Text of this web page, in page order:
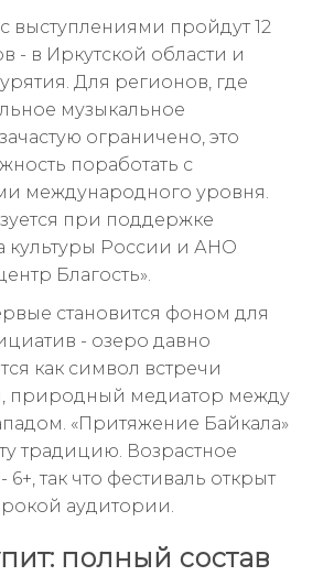
выступлениями пройдут 12
- в Иркутской области и
Для регионов, где
музыкальное
ограничено, это
поработать с
международного уровня.
при поддержке
культуры России и АНО
Благость».
становится фоном для
- озеро давно
как символ встречи
природный медиатор между
«Притяжение Байкала»
традицию. Возрастное
так что фестиваль открыт
аудитории.
полный состав